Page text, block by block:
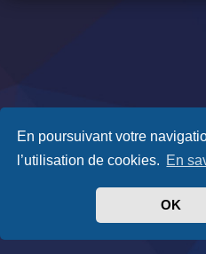
En poursuivant votre
l’utilisation de cookies. En
OK